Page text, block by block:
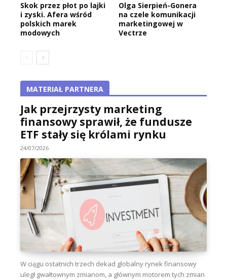
Skok przez płot po lajki
i zyski. Afera wśród
polskich marek
modowych
Olga Sierpień-Gonera
na czele komunikacji
marketingowej w
Vectrze
MATERIAŁ PARTNERA
Jak przejrzysty marketing
finansowy sprawił, że fundusze
ETF stały się królami rynku
24/07/2026
W ciągu ostatnich trzech dekad globalny rynek finansowy
uległ gwałtownym zmianom, a głównym motorem tych zmian